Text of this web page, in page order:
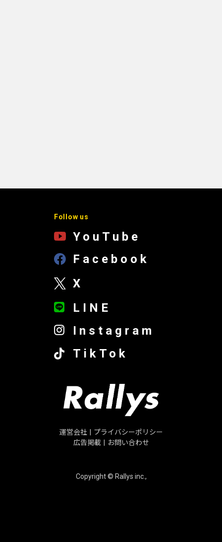
Follow us
YouTube
Facebook
X
LINE
Instagram
TikTok
運営会社
プライバシーポリシー
広告掲載
お問い合わせ
Copyright © Rallys inc.,